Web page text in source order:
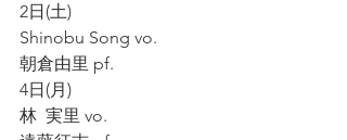
2日(土)
Shinobu Song vo.
朝倉由里 pf.
4日(月)
林  実里 vo.